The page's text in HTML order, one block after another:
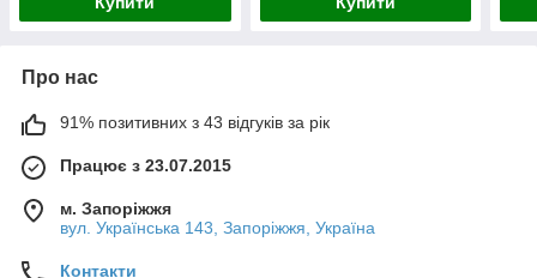
Про нас
91% позитивних з 43 відгуків за рік
Працює з 23.07.2015
м. Запоріжжя
вул. Українська 143, Запоріжжя, Україна
Контакти